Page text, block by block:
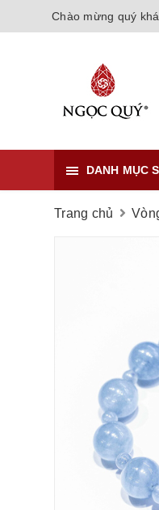
Chào mừng quý
DANH MỤC
Trang chủ